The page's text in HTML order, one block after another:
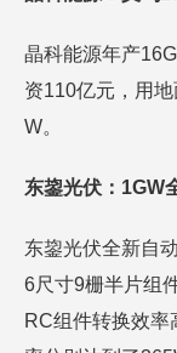
晶科能源年产
资110亿元，用
W。
东鋆光伏：1GW
东鋆光伏全新自
6尺寸9栅半片组
RC组件转换效率